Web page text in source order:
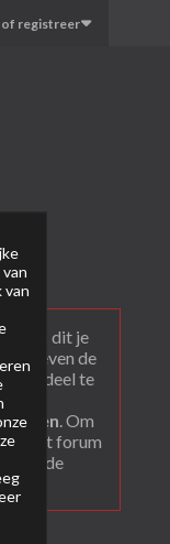
of registreer
Burn It
Als dit je
even de
deel te
. Om
het forum
van